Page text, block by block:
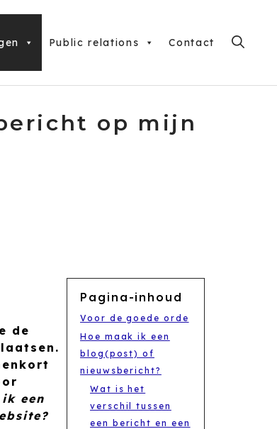
Public relations Contact
op mijn
de
een
Pagina-inhoud
Voor de goede orde
Hoe maak ik een
blog(post) of
nieuwsbericht?
Wat is het
verschil tussen
een bericht en een